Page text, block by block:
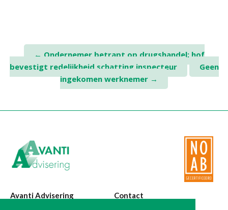
Post
navigation
← Ondernemer betrapt op drugshandel: hof
bevestigt redelijkheid schatting inspecteur
Geen
ingekomen werknemer →
Avanti Advisering Contact